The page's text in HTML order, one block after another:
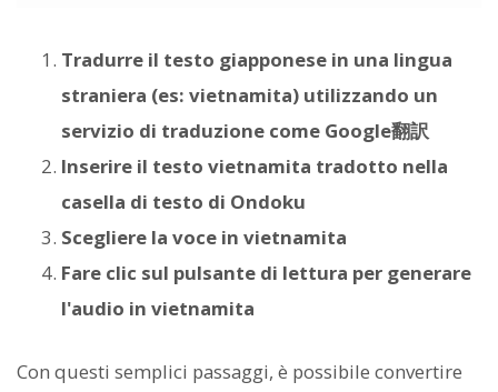
Tradurre il testo giapponese in una lingua
straniera (es: vietnamita) utilizzando un
servizio di traduzione come Google翻訳
Inserire il testo vietnamita tradotto nella
casella di testo di Ondoku
Scegliere la voce in vietnamita
Fare clic sul pulsante di lettura per generare
l'audio in vietnamita
Con questi semplici passaggi, è possibile convertire